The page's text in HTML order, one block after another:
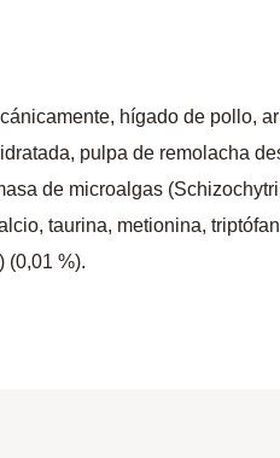
hígado de pollo,
pulpa de remolacha
de microalgas
taurina, metionina,
(0,01 %).